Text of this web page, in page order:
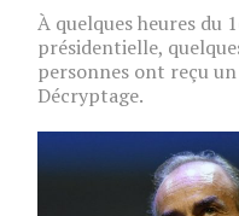
À quelques heures du
présidentielle,
personnes ont reçu
Décryptage.